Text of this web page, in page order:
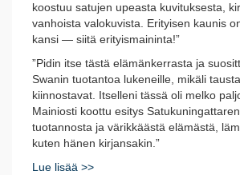
koostuu satujen upeasta kuvituksesta,
vanhoista valokuvista. Erityisen kaunis
kansi — siitä erityismaininta!”
”Pidin itse tästä elämänkerrasta ja
Swanin tuotantoa lukeneille, mikäli
kiinnostavat. Itselleni tässä oli melko
Mainiosti koottu esitys
tuotannosta ja värikkäästä elämästä,
kuten hänen kirjansakin.”
Lue lisää >>